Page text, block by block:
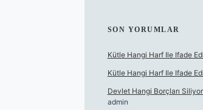
SON YORUMLAR
Kütle Hangi Harf Ile Ifade
Kütle Hangi Harf Ile Ifade
Devlet Hangi Borçları
admin